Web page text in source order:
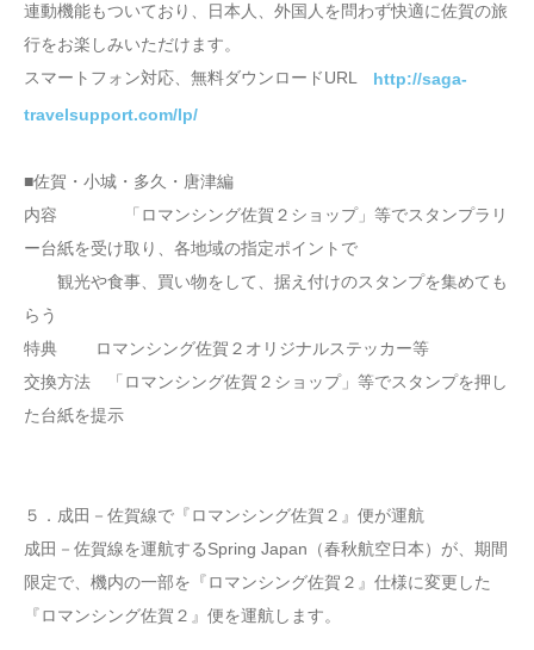
連動機能もついており、日本人、外国人を問わず快適に佐賀の旅
行をお楽しみいただけます。
スマートフォン対応、無料ダウンロードURL http://saga-
travelsupport.com/lp/
■佐賀・小城・多久・唐津編
内容 「ロマンシング佐賀２ショップ」等でスタンプラリ
ー台紙を受け取り、各地域の指定ポイントで
観光や食事、買い物をして、据え付けのスタンプを集めても
らう
特典 ロマンシング佐賀２オリジナルステッカー等
交換方法 「ロマンシング佐賀２ショップ」等でスタンプを押し
た台紙を提示
５．成田－佐賀線で『ロマンシング佐賀２』便が運航
成田－佐賀線を運航するSpring Japan（春秋航空日本）が、期間
限定で、機内の一部を『ロマンシング佐賀２』仕様に変更した
『ロマンシング佐賀２』便を運航します。